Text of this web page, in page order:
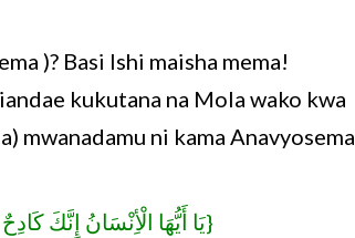
)? Basi Ishi maisha mema!
kukutana na Mola wako kwa
mwanadamu ni kama Anavyosema
{يَا أَيُّهَا الْأِنْسَانُ إِنَّكَ